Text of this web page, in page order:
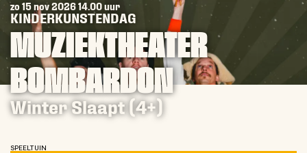
MUZIEKTHEATER
BOMBARDON
Winter Slaapt (4+)
KINDERKUNSTENDAG
zo 15 nov 202614.00 uur
SPEELTUIN